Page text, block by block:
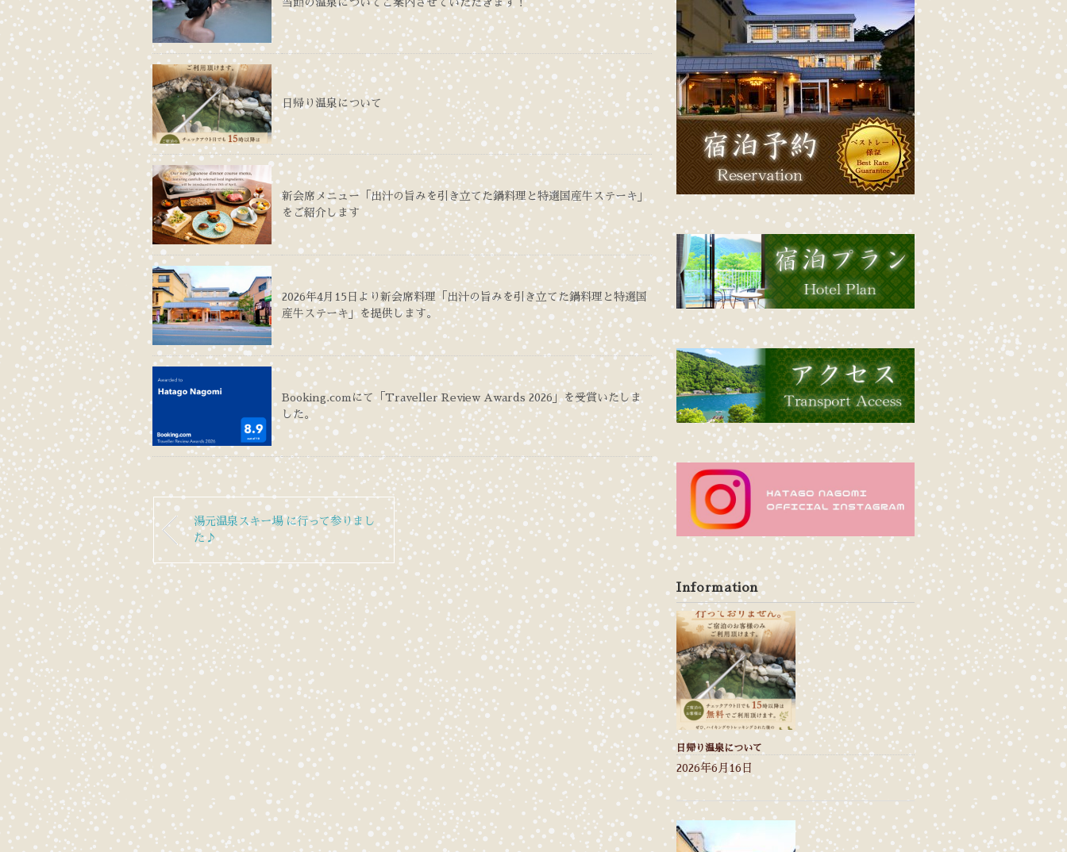
当館の温泉についてご案内させていただきます！
日帰り温泉について
新会席メニュー「出汁の旨みを引き立てた鍋料理と特選国産牛ステーキ」
をご紹介します
2026年4月15日より新会席料理「出汁の旨みを引き立てた鍋料理と特選国
産牛ステーキ」を提供します。
Booking.comにて「Traveller Review Awards 2026」を受賞いたしま
した。
湯元温泉スキー場 に行って参りまし
た♪
Information
日帰り温泉について
2026年6月16日